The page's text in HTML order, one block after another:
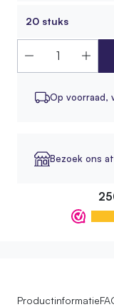
20 stuks
Op voorraad,
Bezoek ons
Productinformatie